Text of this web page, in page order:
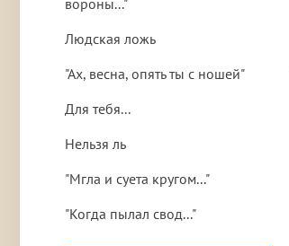
вороны..."
Людская ложь
"Ах, весна, опять ты с ношей"
Для тебя...
Нельзя ль
"Мгла и суета кругом..."
"Когда пылал свод..."